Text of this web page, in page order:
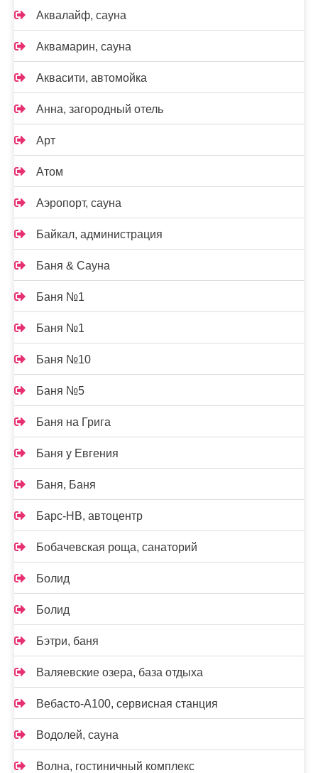
Аквалайф, сауна
Аквамарин, сауна
Аквасити, автомойка
Анна, загородный отель
Арт
Атом
Аэропорт, сауна
Байкал, администрация
Баня & Сауна
Баня №1
Баня №1
Баня №10
Баня №5
Баня на Грига
Баня у Евгения
Баня, Баня
Барс-НВ, автоцентр
Бобачевская роща, санаторий
Болид
Болид
Бэтри, баня
Валяевские озера, база отдыха
Вебасто-А100, сервисная станция
Водолей, сауна
Волна, гостиничный комплекс